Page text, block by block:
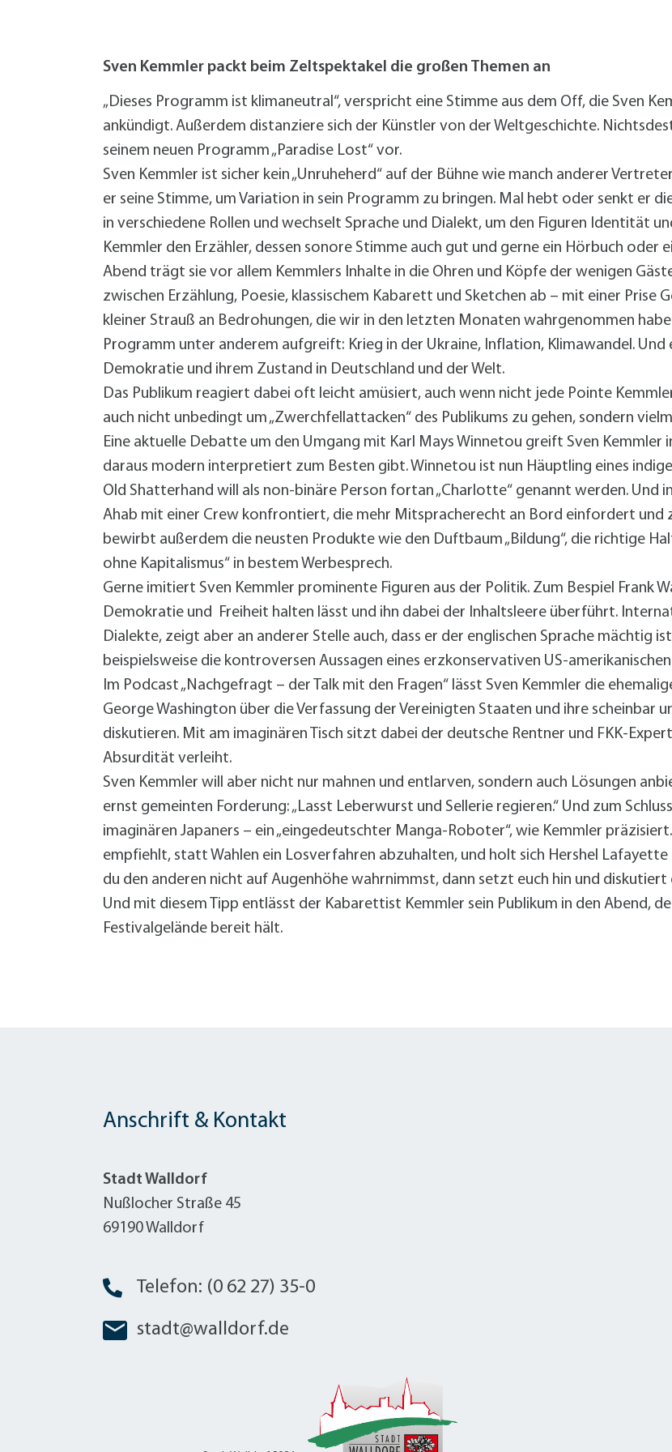
Wegbeschreibung
Zahlen und Fakten
Sven Kemmler packt beim Zeltspektakel die großen Themen an
„Dieses Programm ist klimaneutral“, verspricht eine Stimme aus dem Off, die Sven
ankündigt. Außerdem distanziere sich der Künstler von der Weltgeschichte.
seinem neuen Programm „Paradise Lost“ vor.
Sven Kemmler ist sicher kein „Unruheherd“ auf der Bühne wie manch anderer
er seine Stimme, um Variation in sein Programm zu bringen. Mal hebt oder senkt er
in verschiedene Rollen und wechselt Sprache und Dialekt, um den Figuren Identität
Kemmler den Erzähler, dessen sonore Stimme auch gut und gerne ein Hörbuch
Abend trägt sie vor allem Kemmlers Inhalte in die Ohren und Köpfe der wenigen
zwischen Erzählung, Poesie, klassischem Kabarett und Sketchen ab – mit einer Prise
kleiner Strauß an Bedrohungen, die wir in den letzten Monaten wahrgenommen
Programm unter anderem aufgreift: Krieg in der Ukraine, Inflation, Klimawandel.
Demokratie und ihrem Zustand in Deutschland und der Welt.
Das Publikum reagiert dabei oft leicht amüsiert, auch wenn nicht jede Pointe
auch nicht unbedingt um „Zwerchfellattacken“ des Publikums zu gehen, sondern
Eine aktuelle Debatte um den Umgang mit Karl Mays Winnetou greift Sven Kemmler
daraus modern interpretiert zum Besten gibt. Winnetou ist nun Häuptling eines
Old Shatterhand will als non-binäre Person fortan „Charlotte“ genannt werden. Und
Ahab mit einer Crew konfrontiert, die mehr Mitspracherecht an Bord einfordert und
bewirbt außerdem die neusten Produkte wie den Duftbaum „Bildung“, die richtige
ohne Kapitalismus“ in bestem Werbesprech.
Gerne imitiert Sven Kemmler prominente Figuren aus der Politik. Zum Bespiel Frank
Demokratie und Freiheit halten lässt und ihn dabei der Inhaltsleere überführt.
Dialekte, zeigt aber an anderer Stelle auch, dass er der englischen Sprache mächtig
beispielsweise die kontroversen Aussagen eines erzkonservativen US-
Im Podcast „Nachgefragt – der Talk mit den Fragen“ lässt Sven Kemmler die
George Washington über die Verfassung der Vereinigten Staaten und ihre scheinbar
diskutieren. Mit am imaginären Tisch sitzt dabei der deutsche Rentner und FKK-
Absurdität verleiht.
Sven Kemmler will aber nicht nur mahnen und entlarven, sondern auch Lösungen
ernst gemeinten Forderung: „Lasst Leberwurst und Sellerie regieren.“ Und zum
imaginären Japaners – ein „eingedeutschter Manga-Roboter“, wie Kemmler
empfiehlt, statt Wahlen ein Losverfahren abzuhalten, und holt sich Hershel Lafayette
du den anderen nicht auf Augenhöhe wahrnimmst, dann setzt euch hin und diskutiert
Und mit diesem Tipp entlässt der Kabarettist Kemmler sein Publikum in den Abend,
Festivalgelände bereit hält.
Anschrift & Kontakt
Stadt Walldorf
Nußlocher Straße 45
69190 Walldorf
Telefon: (0 62 27) 35-0
stadt@walldorf.de